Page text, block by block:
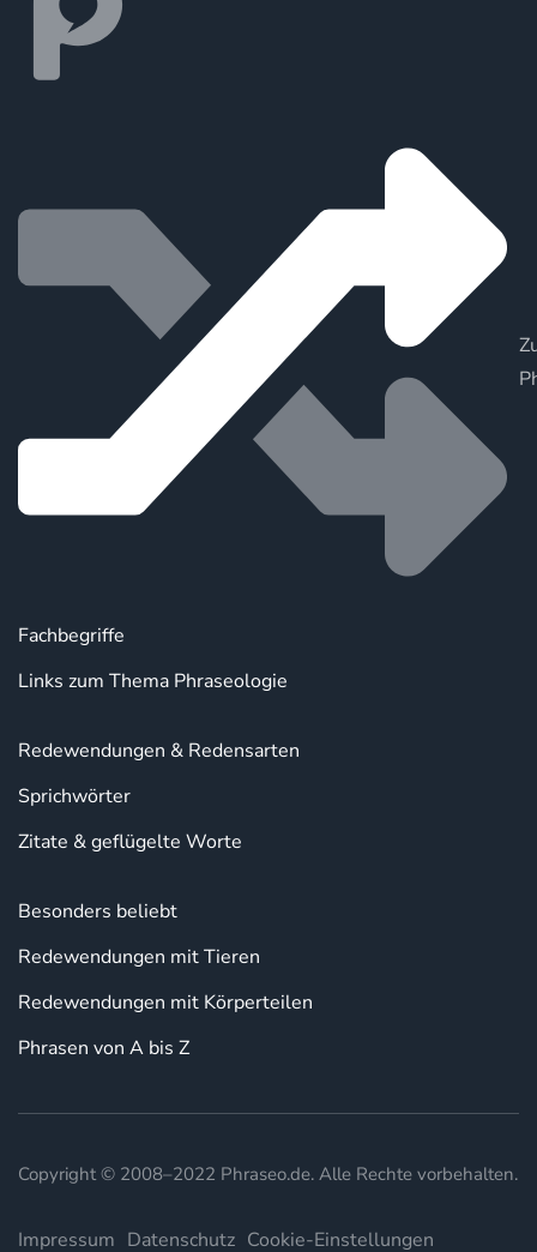
Fachbegriffe
Links zum Thema Phraseologie
Redewendungen & Redensarten
Sprichwörter
Zitate & geflügelte Worte
Besonders beliebt
Redewendungen mit Tieren
Redewendungen mit Körperteilen
Phrasen von A bis Z
Copyright © 2008–2022 Phraseo.de. Alle Rechte vorbehalten.
Impressum Datenschutz Cookie-Einstellungen